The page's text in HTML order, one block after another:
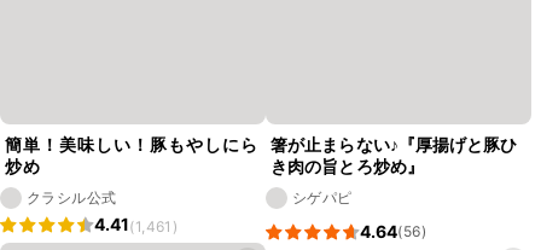
簡単！美味しい！豚もやしにら
炒め
クラシル公式
4.41(1,461)
箸が止まらない♪『厚揚げと豚ひ
き肉の旨とろ炒め』
シゲパピ
4.64(56)